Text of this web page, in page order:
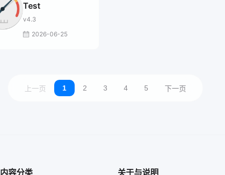
Test
v4.3
2026-06-25
上一页 1 2 3 4 5 下一页
内容分类 关于与说明